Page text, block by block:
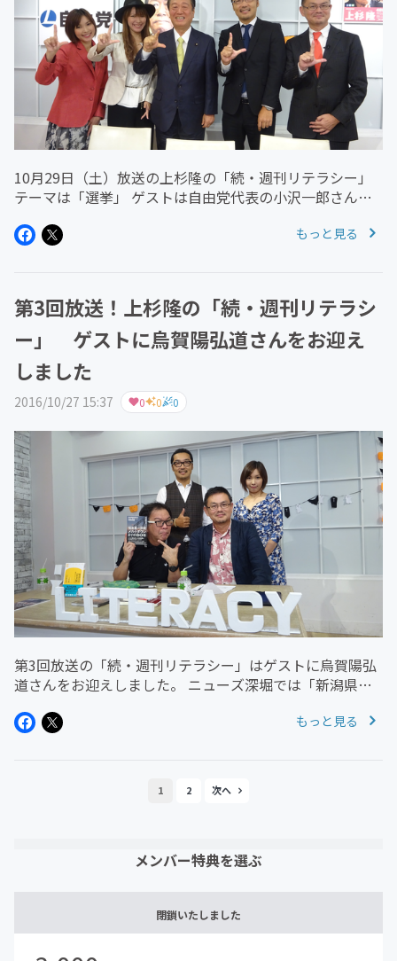
10月29日（土）放送の上杉隆の「続・週刊リテラシー」
テーマは「選挙」 ゲストは自由党代表の小沢一郎さん。
話を伺いました。 アーカイブはこちらからご覧いただけ
もっと見る
第3回放送！上杉隆の「続・週刊リテラシ
ー」 ゲストに烏賀陽弘道さんをお迎え
しました
2016/10/27 15:37 0 0 0
第3回放送の「続・週刊リテラシー」はゲストに烏賀陽弘
道さんをお迎えしました。 ニューズ深堀では「新潟県知
内容盛りだくさんでお届けしました。 東京スピーカーズ
もっと見る
1 2
メンバー特典を選ぶ
閉鎖いたしました